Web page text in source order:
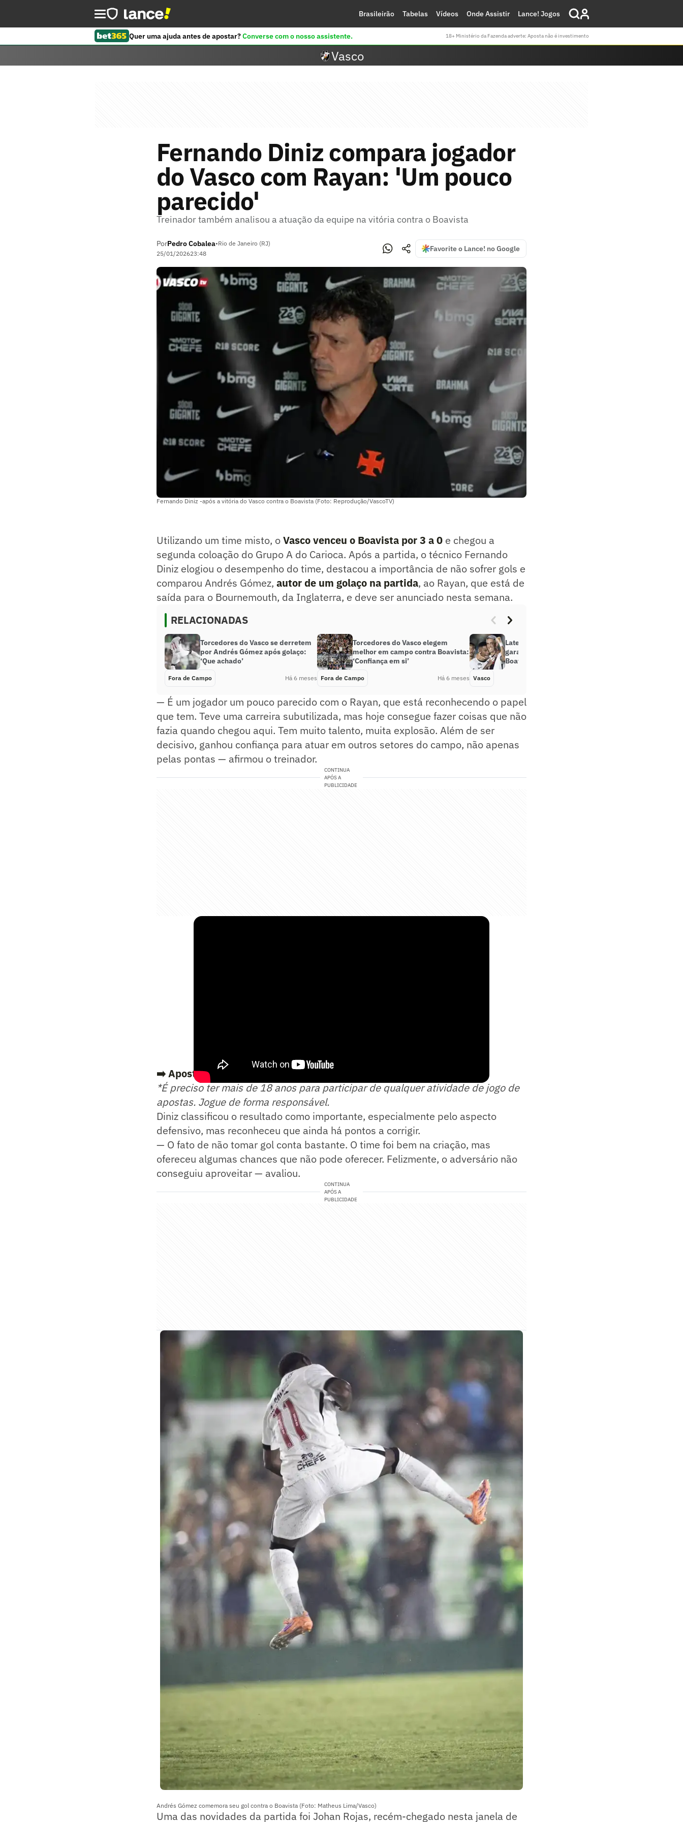
Brasileirão Tabelas Vídeos Onde Assistir Lance! Jogos
Quer uma ajuda antes de apostar?Converse com o nosso assistente. 18+ Ministério da Fazenda adverte: Aposta não é investimento
Vasco
Fernando Diniz compara jogador
do Vasco com Rayan: 'Um pouco
parecido'
Treinador também analisou a atuação da equipe na vitória contra o Boavista
PorPedro Cobalea•Rio de Janeiro (RJ)
25/01/202623:48
Favorite o Lance! no Google
Fernando Diniz -após a vitória do Vasco contra o Boavista (Foto: Reprodução/VascoTV)
Utilizando um time misto, oVasco venceu o Boavista por 3 a 0 e chegou a
segunda coloação do Grupo A do Carioca. Após a partida, o técnico Fernando
Diniz elogiou o desempenho do time, destacou a importância de não sofrer gols e
comparou Andrés Gómez, autor de um golaço na partida, ao Rayan, que está de
saída para o Bournemouth, da Inglaterra, e deve ser anunciado nesta semana.
RELACIONADAS
Torcedores do Vasco se derretem
por Andrés Gómez após golaço:
‘Que achado’
Fora de Campo Há 6 meses
Torcedores do Vasco elegem
melhor em campo contra Boavista:
‘Confiança em si’
Fora de Campo Há 6 meses
Lateral vive noite de artilheiro e
garante vitória do Vasco sobre o
Boavista
Vasco
— É um jogador um pouco parecido com o Rayan, que está reconhecendo o papel
que tem. Teve uma carreira subutilizada, mas hoje consegue fazer coisas que não
fazia quando chegou aqui. Tem muito talento, muita explosão. Além de ser
decisivo, ganhou confiança para atuar em outros setores do campo, não apenas
pelas pontas — afirmou o treinador.
CONTINUA
APÓS A
PUBLICIDADE
➡️ Aposte na partida entre Vasco e Mirassol na estreia do Brasileiro
*É preciso ter mais de 18 anos para participar de qualquer atividade de jogo de
apostas. Jogue de forma responsável.
Diniz classificou o resultado como importante, especialmente pelo aspecto
defensivo, mas reconheceu que ainda há pontos a corrigir.
— O fato de não tomar gol conta bastante. O time foi bem na criação, mas
ofereceu algumas chances que não pode oferecer. Felizmente, o adversário não
conseguiu aproveitar — avaliou.
CONTINUA
APÓS A
PUBLICIDADE
Andrés Gómez comemora seu gol contra o Boavista (Foto: Matheus Lima/Vasco)
Uma das novidades da partida foi Johan Rojas, recém-chegado nesta janela de